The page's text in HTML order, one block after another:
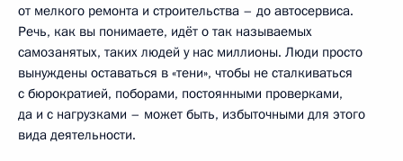
от мелкого ремонта и строительства – до автосервиса.
Речь, как вы понимаете, идёт о так называемых
самозанятых, таких людей у нас миллионы. Люди просто
вынуждены оставаться в «тени», чтобы не сталкиваться
с бюрократией, поборами, постоянными проверками,
да и с нагрузками – может быть, избыточными для этого
вида деятельности.